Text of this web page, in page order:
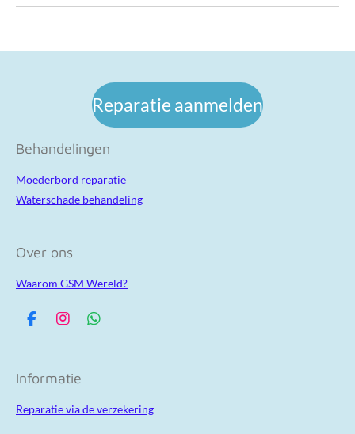
Reparatie aanmelden
Behandelingen
Moederbord reparatie
Waterschade behandeling
Over ons
Waarom GSM Wereld?
F
b
o
I
a
r
W
p
Informatie
Reparatie via de verzekering